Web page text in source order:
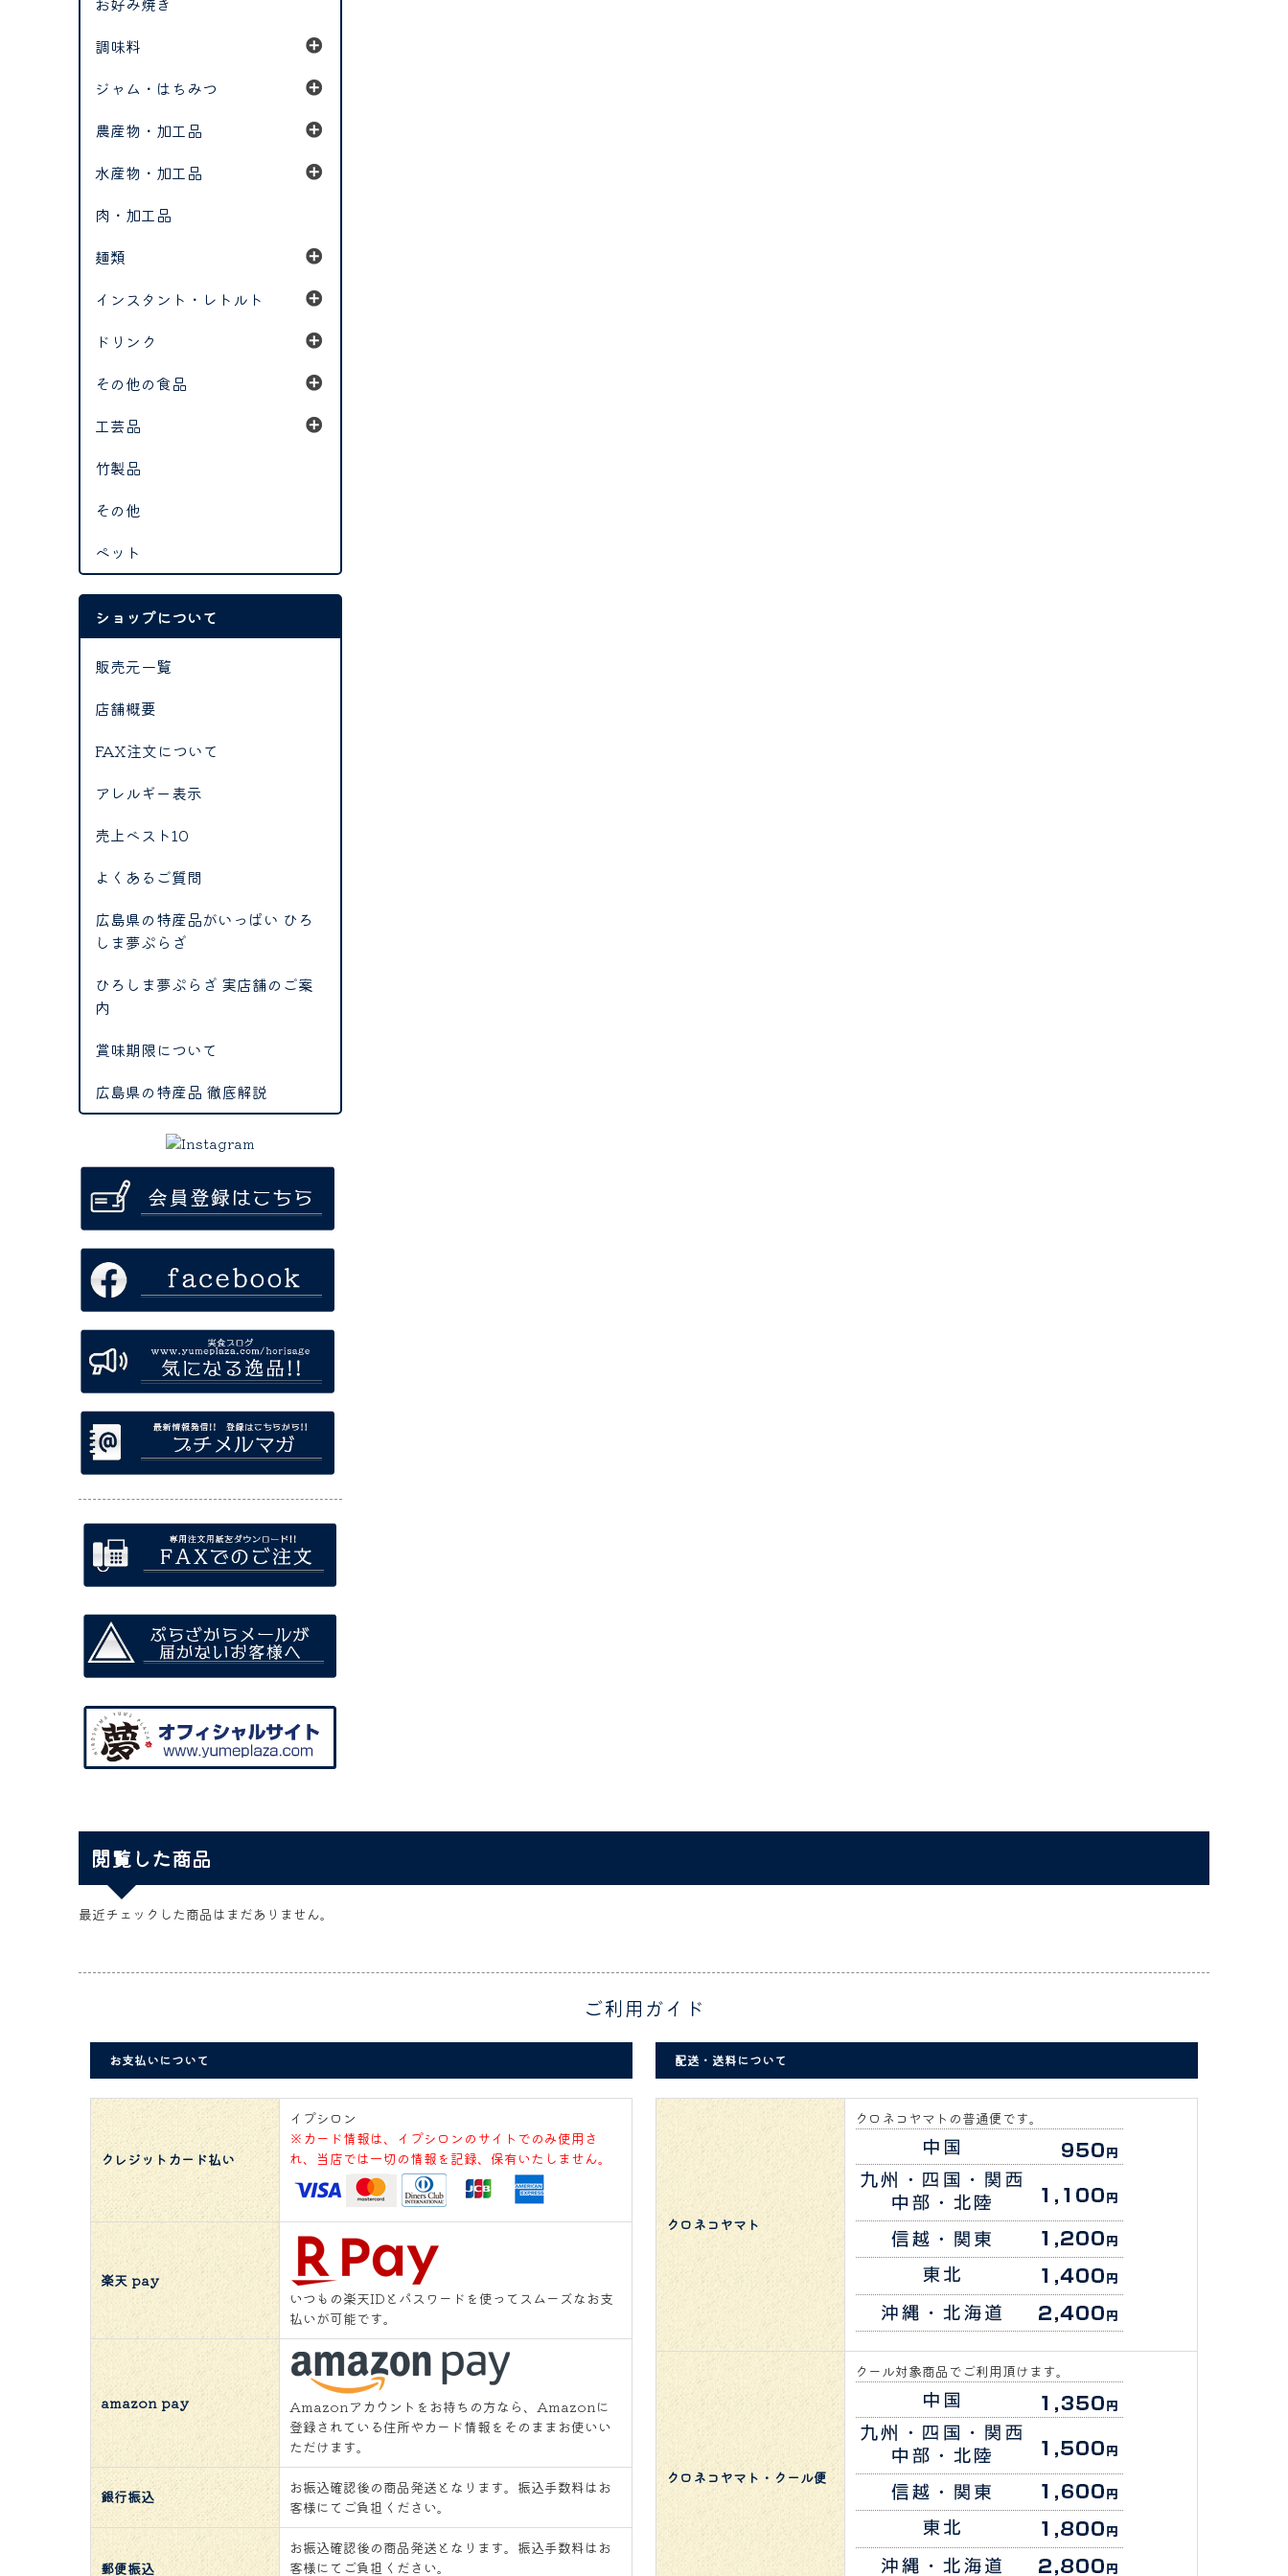
調味料
ジャム・はちみつ
農産物・加工品
水産物・加工品
肉・加工品
麺類
インスタント・レトルト
ドリンク
その他の食品
工芸品
竹製品
その他
ペット
ショップについて
販売元一覧
店舗概要
FAX注文について
アレルギー表示
売上ベスト10
よくあるご質問
広島県の特産品がいっぱい ひろ
しま夢ぷらざ
ひろしま夢ぷらざ 実店舗のご案
内
賞味期限について
広島県の特産品 徹底解説
閲覧した商品
最近チェックした商品はまだありません。
ご利用ガイド
お支払いについて
クレジットカード払い
イプシロン
※カード情報は、イプシロンのサイトでのみ使用さ
れ、当店では一切の情報を記録、保有いたしません。
楽天 pay
いつもの楽天IDとパスワードを使ってスムーズなお支
払いが可能です。
amazon pay
Amazonアカウントをお持ちの方なら、Amazonに
登録されている住所やカード情報をそのままお使いい
ただけます。
銀行振込
お振込確認後の商品発送となります。振込手数料はお
客様にてご負担ください。
郵便振込
お振込確認後の商品発送となります。振込手数料はお
客様にてご負担ください。
配送・送料について
クロネコヤマト
クロネコヤマトの普通便です。
クロネコヤマト・クール便
クール対象商品でご利用頂けます。